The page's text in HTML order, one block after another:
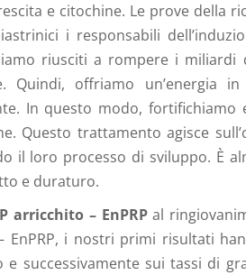
e citochine. Le prove della
i responsabili
riusciti a rompere i
Quindi, offriamo un’energia
In questo modo, fortifichiamo
Questo trattamento agisce
il loro processo di sviluppo. È
e duraturo.
arricchito – EnPRPal
EnPRP, i nostri primi risultati
e successivamente sui tassi di